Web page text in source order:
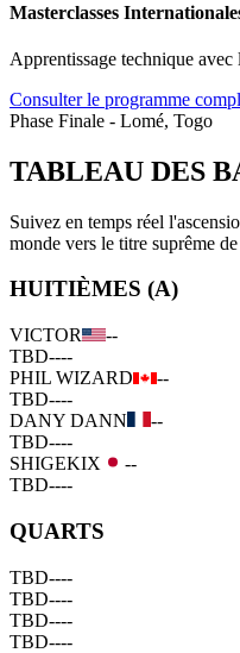
Masterclasses
Apprentissage technique avec
Consulter le programme
Phase Finale - Lomé, Togo
TABLEAU DES
Suivez en temps réel
monde vers le titre suprême
HUITIÈMES (A)
VICTOR
--
TBD----
PHIL WIZARD
--
TBD----
DANY DANN
--
TBD----
SHIGEKIX
--
TBD----
QUARTS
TBD----
TBD----
TBD----
TBD----